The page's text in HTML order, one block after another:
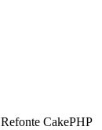
Refonte CakePHP